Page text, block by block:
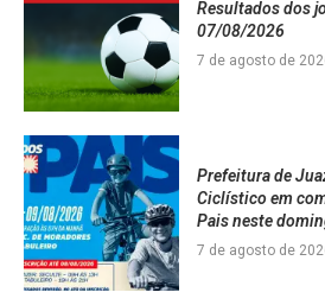
Resultados dos
07/08/2026
7 de agosto de
Prefeitura de
Ciclístico em
Pais neste
7 de agosto de